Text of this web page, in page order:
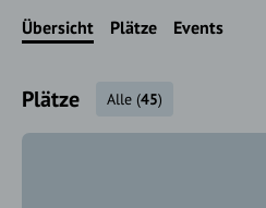
Übersicht Plätze Events
Plätze Alle (45)